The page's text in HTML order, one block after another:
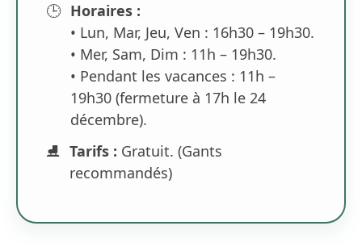
🕒 Horaires :
• Lun, Mar, Jeu, Ven : 16h30 – 19h30.
• Mer, Sam, Dim : 11h – 19h30.
• Pendant les vacances : 11h –
19h30 (fermeture à 17h le 24
décembre).
⛸️ Tarifs : Gratuit. (Gants
recommandés)